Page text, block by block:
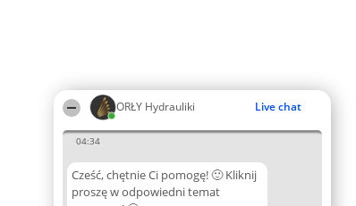
ORŁY Hydrauliki Live chat
04:34
Cześć, chętnie Ci pomogę! 🙂 Kliknij
proszę w odpowiedni temat